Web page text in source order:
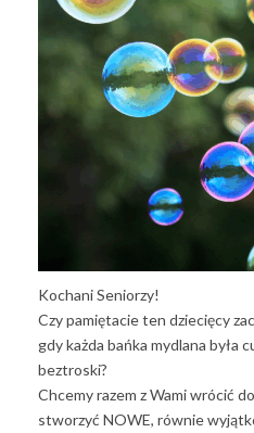
Kochani Seniorzy!
Czy pamiętacie ten dziecięcy
gdy każda bańka mydlana była
beztroski?
Chcemy razem z Wami wrócić
stworzyć NOWE, równie